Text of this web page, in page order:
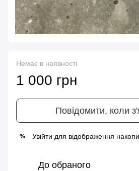
Немає в наявності
1 000 грн
Повідомити, коли
% Увійти для відображення
До обраного